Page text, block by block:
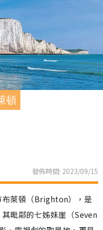
頓
發佈時間: 2023/09/15
布萊頓（Brighton），是
毗鄰的七姊妹崖（Seven